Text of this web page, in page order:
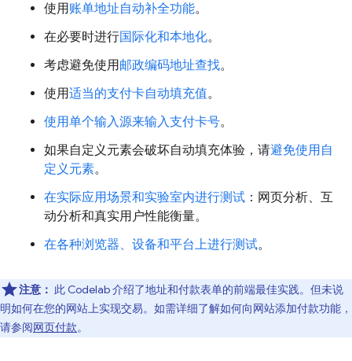
使用账单地址自动补全功能。
在必要时进行国际化和本地化。
考虑避免使用邮政编码地址查找。
使用适当的支付卡自动填充值。
使用单个输入源来输入支付卡号。
如果自定义元素会破坏自动填充体验，请避免使用自
定义元素。
在实际应用场景和实验室内进行测试 ：网页分析、互
动分析和真实用户性能衡量。
在各种浏览器、设备和平台上进行测试。
注意： 此 Codelab 介绍了地址和付款表单的前端最佳实践。但未说
明如何在您的网站上实现交易。如需详细了解如何向网站添加付款功能，
请参阅网页付款。